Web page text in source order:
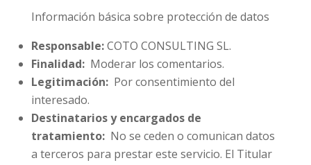
Información básica sobre protección de datos
Responsable:COTO CONSULTING SL.
Finalidad:Moderar los comentarios.
Legitimación:Por consentimiento del
interesado.
Destinatarios y encargados de
tratamiento:No se ceden o comunican datos
a terceros para prestar este servicio. El Titular